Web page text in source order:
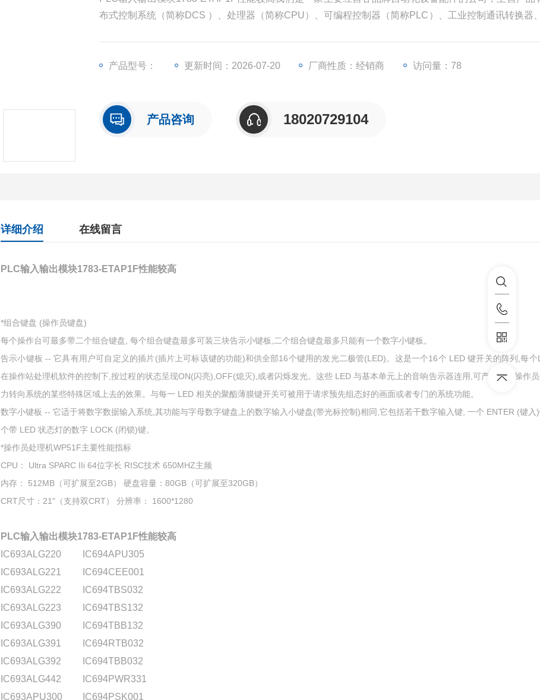
布式控制系统（简称DCS ）、处理器（简称CPU）、可编程控制器（简称PLC）、工业控制通讯转换器
产品型号： 更新时间：2026-07-20 厂商性质：经销商 访问量：78
产品咨询 18020729104
详细介绍 在线留言
PLC输入输出模块1783-ETAP1F性能较高
*组合键盘 (操作员键盘)
每个操作台可最多带二个组合键盘, 每个组合键盘最多可装三块告示小键板,二个组合键盘最多只能有一个数字小键板。
告示小键板 -- 它具有用户可自定义的插片(插片上可标该键的功能)和供全部16个键用的发光二极管(LED)。这是一个16个 LED 键开关的阵列,每个
在操作站处理机软件的控制下,按过程的状态呈现ON(闪亮),OFF(熄灭),或者闪烁发光。这些 LED 与基本单元上的音响告示器连用,可产生提醒操作
力转向系统的某些特殊区域上去的效果。与每一 LED 相关的聚酯薄膜键开关可被用于请求预先组态好的画面或者专门的系统功能。
数字小键板 -- 它适于将数字数据输入系统,其功能与字母数字键盘上的数字输入小键盘(带光标控制)相同,它包括若干数字输入键, 一个 ENTER (键入
个带 LED 状态灯的数字 LOCK (闭锁)键。
*操作员处理机WP51F主要性能指标
CPU： Ultra SPARC IIi 64位字长 RISC技术 650MHZ主频
内存： 512MB（可扩展至2GB） 硬盘容量：80GB（可扩展至320GB）
CRT尺寸：21"（支持双CRT） 分辨率： 1600*1280
PLC输入输出模块1783-ETAP1F性能较高
IC693ALG220
IC694APU305
IC693ALG221
IC694CEE001
IC693ALG222
IC694TBS032
IC693ALG223
IC694TBS132
IC693ALG390
IC694TBB132
IC693ALG391
IC694RTB032
IC693ALG392
IC694TBB032
IC693ALG442
IC694PWR331
IC693APU300
IC694PSK001